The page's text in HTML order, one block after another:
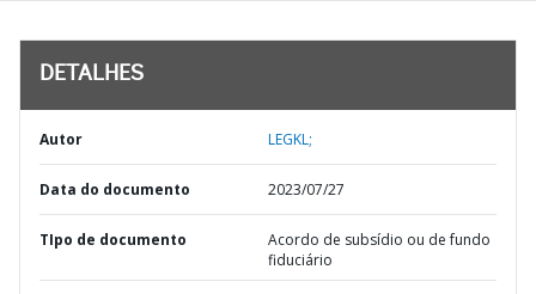
DETALHES
Autor LEGKL;
Data do documento 2023/07/27
TIpo de documento
Acordo de subsídio ou de fundo
fiduciário